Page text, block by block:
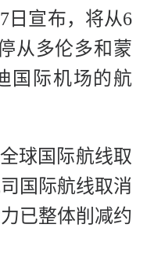
日宣布，将从6
从多伦多和蒙
国际机场的航
球国际航线取
国际航线取消
已整体削减约